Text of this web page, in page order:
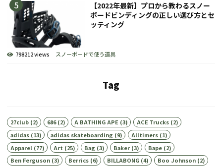
【2022年最新】プロから教わるスノー
ボードビンディングの正しい選び方とセ
ッティング
798212 views スノーボードで使う道具
Tag
27club(2) 686(2) A BATHING APE(3) ACE Trucks(2)
adidas(13) adidas skateboarding (9) Alltimers(1)
Apparel (77) Art (25) Bag (3) Baker(3) Bape(2)
Ben Ferguson(3) Berrics(6) BILLABONG(4) Boo Johnson(2)